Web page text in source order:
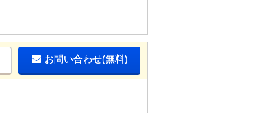
お問い合わせ(無料)